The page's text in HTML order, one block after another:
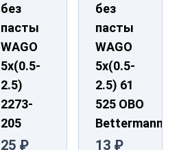
без
пасты
WAGO
5х(0.5-
2.5)
2273-
205
25 ₽
без
пасты
WAGO
5х(0.5-
2.5) 61
525 ОВО
Bettermann
13 ₽